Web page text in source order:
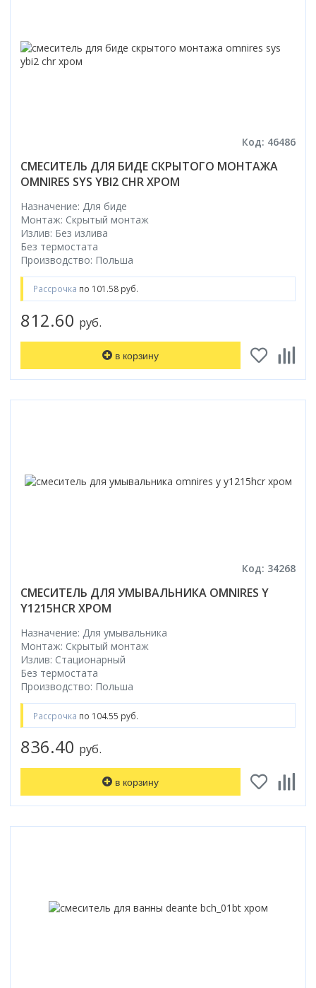
Код: 46486
СМЕСИТЕЛЬ ДЛЯ БИДЕ СКРЫТОГО МОНТАЖА
OMNIRES SYS YBI2 CHR ХРОМ
Назначение: Для биде
Монтаж: Скрытый монтаж
Излив: Без излива
Без термостата
Производство: Польша
Рассрочка по 101.58 руб.
812.60 руб.
в корзину
Код: 34268
СМЕСИТЕЛЬ ДЛЯ УМЫВАЛЬНИКА OMNIRES Y
Y1215HCR ХРОМ
Назначение: Для умывальника
Монтаж: Скрытый монтаж
Излив: Стационарный
Без термостата
Производство: Польша
Рассрочка по 104.55 руб.
836.40 руб.
в корзину